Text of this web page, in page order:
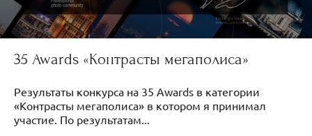
35 Awards «Контрасты мегаполиса»
Результаты конкурса на 35 Awards в категории
«Контрасты мегаполиса» в котором я принимал
участие. По результатам...